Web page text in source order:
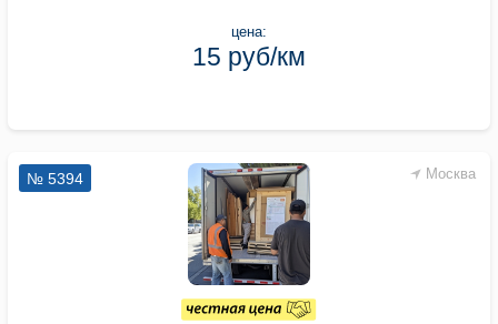
цена:
15 руб/км
Москва
№ 5394